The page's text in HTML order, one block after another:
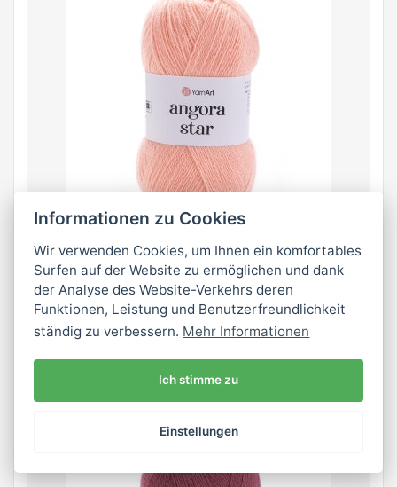
565
auf Lager mehr als 10 stk
Informationen zu Cookies
Wir verwenden Cookies, um Ihnen ein komfortables
Surfen auf der Website zu ermöglichen und dank
der Analyse des Website-Verkehrs deren
Funktionen, Leistung und Benutzerfreundlichkeit
ständig zu verbessern. Mehr Informationen
Ich stimme zu
Einstellungen